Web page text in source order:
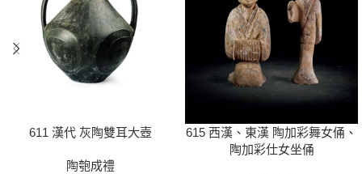
611 漢代 灰陶雙耳大壺
陶匏成禮
615 西漢、東漢 陶加彩舞女俑、
陶加彩仕女坐俑